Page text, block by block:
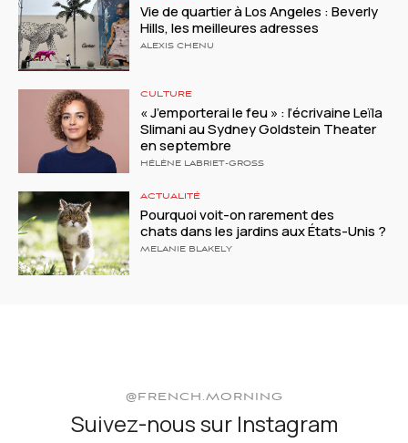
Vie de quartier à Los Angeles : Beverly
Hills, les meilleures adresses
ALEXIS CHENU
CULTURE
« J’emporterai le feu » : l’écrivaine Leïla
Slimani au Sydney Goldstein Theater
en septembre
HÉLÈNE LABRIET-GROSS
ACTUALITÉ
Pourquoi voit-on rarement des
chats dans les jardins aux États-Unis ?
MELANIE BLAKELY
@FRENCH.MORNING
Suivez-nous sur Instagram